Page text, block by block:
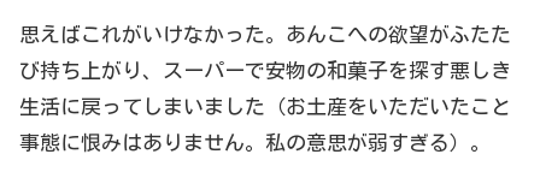
思えばこれがいけなかった。あんこへの欲望がふたた
び持ち上がり、スーパーで安物の和菓子を探す悪しき
生活に戻ってしまいました（お土産をいただいたこと
事態に恨みはありません。私の意思が弱すぎる）。